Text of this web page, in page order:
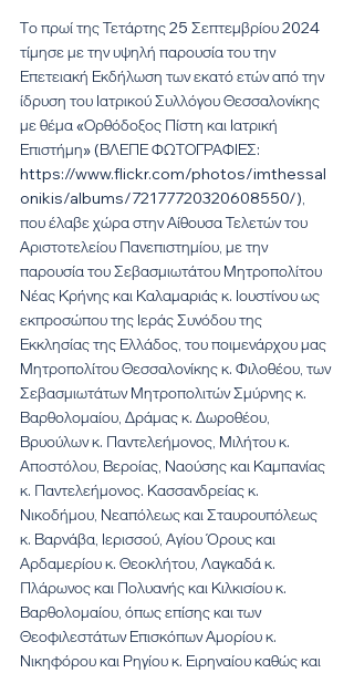
Το πρωί της Τετάρτης 25 Σεπτεμβρίου 2024
τίμησε με την υψηλή παρουσία του την
Επετειακή Εκδήλωση των εκατό ετών από την
ίδρυση του Ιατρικού Συλλόγου Θεσσαλονίκης
με θέμα «Ορθόδοξος Πίστη και Ιατρική
Επιστήμη» (ΒΛΕΠΕ ΦΩΤΟΓΡΑΦΙΕΣ:
https://www.flickr.com/photos/imthessal
onikis/albums/72177720320608550/),
που έλαβε χώρα στην Αίθουσα Τελετών του
Αριστοτελείου Πανεπιστημίου, με την
παρουσία του Σεβασμιωτάτου Μητροπολίτου
Νέας Κρήνης και Καλαμαριάς κ. Ιουστίνου ως
εκπροσώπου της Ιεράς Συνόδου της
Εκκλησίας της Ελλάδος, του ποιμενάρχου μας
Μητροπολίτου Θεσσαλονίκης κ. Φιλοθέου, των
Σεβασμιωτάτων Μητροπολιτών Σμύρνης κ.
Βαρθολομαίου, Δράμας κ. Δωροθέου,
Βρυούλων κ. Παντελεήμονος, Μιλήτου κ.
Αποστόλου, Βεροίας, Ναούσης και Καμπανίας
κ. Παντελεήμονος. Κασσανδρείας κ.
Νικοδήμου, Νεαπόλεως και Σταυρουπόλεως
κ. Βαρνάβα, Ιερισσού, Αγίου Όρους και
Αρδαμερίου κ. Θεοκλήτου, Λαγκαδά κ.
Πλάρωνος και Πολυανής και Κιλκισίου κ.
Βαρθολομαίου, όπως επίσης και των
Θεοφιλεστάτων Επισκόπων Αμορίου κ.
Νικηφόρου και Ρηγίου κ. Ειρηναίου καθώς και